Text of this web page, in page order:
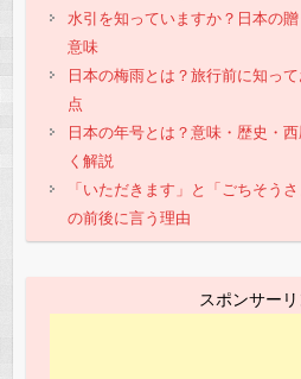
水引を知っていますか？日本の
意味
日本の梅雨とは？旅行前に知っ
点
日本の年号とは？意味・歴史・
く解説
「いただきます」と「ごちそう
の前後に言う理由
スポンサーリ